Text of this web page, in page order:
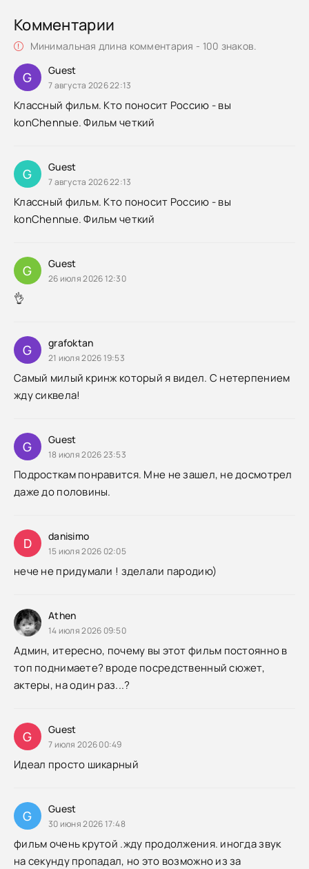
Комментарии
Минимальная длина комментария - 100 знаков.
G Guest
7 августа 2026 22:13
Классный фильм. Кто поносит Россию - вы
konChennые. Фильм четкий
G Guest
7 августа 2026 22:13
Классный фильм. Кто поносит Россию - вы
konChennые. Фильм четкий
G Guest
26 июля 2026 12:30
👌
G grafoktan
21 июля 2026 19:53
Самый милый кринж который я видел. С нетерпением
жду сиквела!
G Guest
18 июля 2026 23:53
Подросткам понравится. Мне не зашел, не досмотрел
даже до половины.
D danisimo
15 июля 2026 02:05
нече не придумали ! зделали пародию)
Athen
14 июля 2026 09:50
Админ, итересно, почему вы этот фильм постоянно в
топ поднимаете? вроде посредственный сюжет,
актеры, на один раз...?
G Guest
7 июля 2026 00:49
Идеал просто шикарный
G Guest
30 июня 2026 17:48
фильм очень крутой .жду продолжения. иногда звук
на секунду пропадал, но это возможно из за